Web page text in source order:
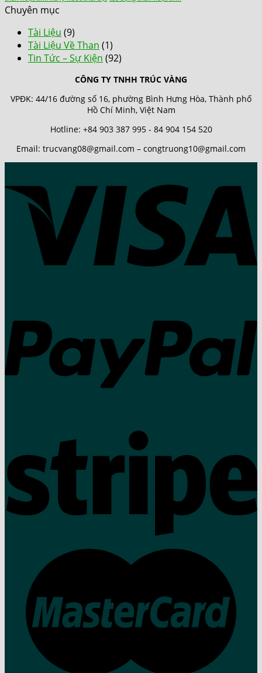
Chuyên mục
Tài Liệu (9)
Tài Liệu Về Than (1)
Tin Tức – Sự Kiện (92)
CÔNG TY TNHH TRÚC VÀNG
VPĐK: 44/16 đường số 16, phường Bình Hưng Hòa, Thành phố
Hồ Chí Minh, Việt Nam
Hotline: +84 903 387 995 - 84 904 154 520
Email: trucvang08@gmail.com – congtruong10@gmail.com